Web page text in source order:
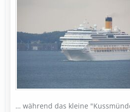
… während das kleine